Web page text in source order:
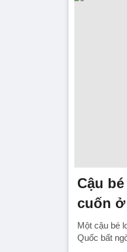
Cậu
cuốn
Một cậu bé
Quốc bất